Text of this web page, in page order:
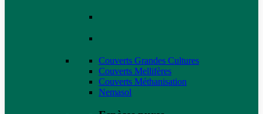
Couverts Grandes Cultures
Couverts Mellifères
Couverts Méthanisation
Nemasol